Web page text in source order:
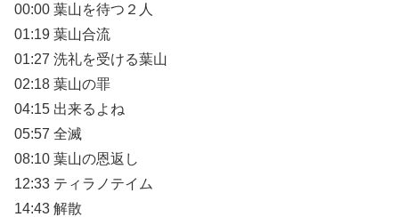
00:00 葉山を待つ２人
01:19 葉山合流
01:27 洗礼を受ける葉山
02:18 葉山の罪
04:15 出来るよね
05:57 全滅
08:10 葉山の恩返し
12:33 ティラノテイム
14:43 解散